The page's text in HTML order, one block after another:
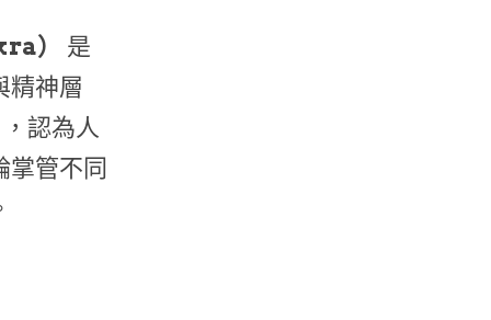
）
是
精神層
認為人
掌管不同